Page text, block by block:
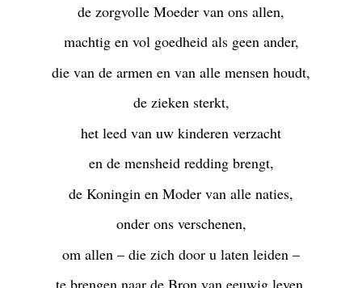
de zorgvolle Moeder van ons allen,
machtig en vol goedheid als geen ander,
die van de armen en van alle mensen houdt,
de zieken sterkt,
het leed van uw kinderen verzacht
en de mensheid redding brengt,
de Koningin en Moder van alle naties,
onder ons verschenen,
om allen – die zich door u laten leiden –